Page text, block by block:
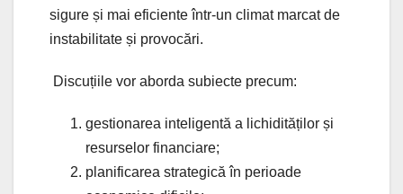
sigure și mai eficiente într-un climat marcat de
instabilitate și provocări.
Discuțiile vor aborda subiecte precum:
gestionarea inteligentă a lichidităților și
resurselor financiare;
planificarea strategică în perioade